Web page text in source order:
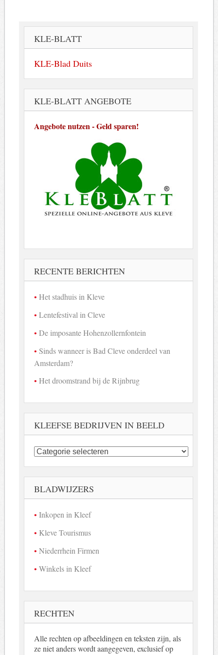
KLE-BLATT
KLE-Blad Duits
KLE-BLATT ANGEBOTE
Angebote nutzen - Geld sparen!
RECENTE BERICHTEN
Het stadhuis in Kleve
Lentefestival in Cleve
De imposante Hohenzollernfontein
Sinds wanneer is Bad Cleve onderdeel van
Amsterdam?
Het droomstrand bij de Rijnbrug
KLEEFSE BEDRIJVEN IN BEELD
Kleefse
bedrijven
beeld
BLADWIJZERS
Inkopen in Kleef
Kleve Tourismus
Niederrhein Firmen
Winkels in Kleef
RECHTEN
Alle rechten op afbeeldingen en teksten zijn, als
ze niet anders wordt aangegeven, exclusief op